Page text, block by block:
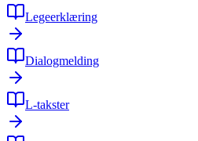
Legeerklæring
Dialogmelding
L-takster